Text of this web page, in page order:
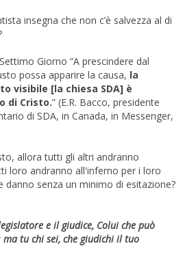
insegna che non c’è salvezza al di
Giorno “A prescindere dal
possa apparire la causa, la
visibile [la chiesa SDA] è
di Cristo.” (E.R. Bacco, presidente
di SDA, in Canada, in Messenger,
allora tutti gli altri andranno
loro andranno all'inferno per i loro
danno senza un minimo di esitazione?
e il giudice, Colui che può
ma tu chi sei, che giudichi il tuo